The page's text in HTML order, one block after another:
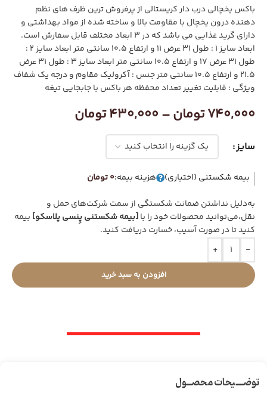
باکس یخچالی درب دار کریستالی از پرفروش ترین ظرف های نظم
دهنده درون یخچال با مقاومت بالا و ساخته شده از مواد بهداشتی و
دارای گرید غذایی می باشد که در 3 ابعاد مختلف قابل سفارش است.
ابعاد سایز 1 : طول 31 عرض 11 و ارتفاع 10.5 سانتی متر ابعاد سایز 2 :
طول 31 عرض 17 و ارتفاع 10.5 سانتی متر ابعاد سایز 3 : طول 31 عرض
21.5 و ارتفاع 10.5 سانتی متر جنس : آکرولیک مقاوم و درجه یک شفاف
ویژگی : قابلیت تغییر تعداد محفظه هر باکس با جابجایی تیغه
740,000تومان–
430,000تومان
سایز
به‌دلیل نداشتن ضمانت شکستگی از سمت شرکت‌های حمل و
نقل،می‌توانید محصولات خود را با[بیمه شکستنی پِنسی پلاسکو] بیمه
کنید تا در صورت آسیب، خسارت دریافت کنید.
بیمه شکستنی (اختیاری) هزینه بیمه:0 تومان
-
+
افزودن به سبد خرید
توضـــیحات محصــول